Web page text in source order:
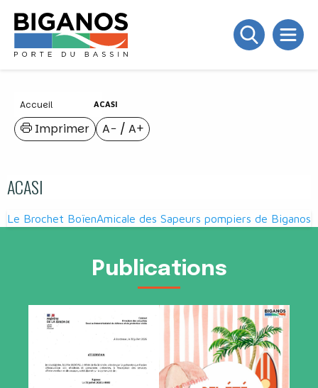
Accueil ACASI
A− / A+
Imprimer
ACASI
Navigation
Le Brochet BoïenAmicale des Sapeurs pompiers de Biganos
Publications